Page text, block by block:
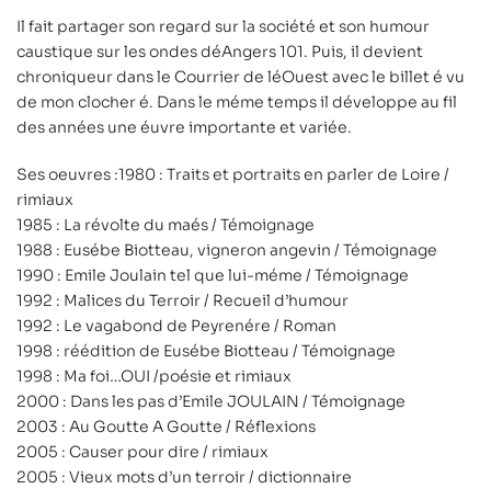
Il fait partager son regard sur la société et son humour
caustique sur les ondes déAngers 101. Puis, il devient
chroniqueur dans le Courrier de léOuest avec le billet é vu
de mon clocher é. Dans le méme temps il développe au fil
des années une éuvre importante et variée.
Ses oeuvres :1980 : Traits et portraits en parler de Loire /
rimiaux
1985 : La révolte du maés / Témoignage
1988 : Eusébe Biotteau, vigneron angevin / Témoignage
1990 : Emile Joulain tel que lui-méme / Témoignage
1992 : Malices du Terroir / Recueil d’humour
1992 : Le vagabond de Peyrenére / Roman
1998 : réédition de Eusébe Biotteau / Témoignage
1998 : Ma foi…OUI /poésie et rimiaux
2000 : Dans les pas d’Emile JOULAIN / Témoignage
2003 : Au Goutte A Goutte / Réflexions
2005 : Causer pour dire / rimiaux
2005 : Vieux mots d’un terroir / dictionnaire